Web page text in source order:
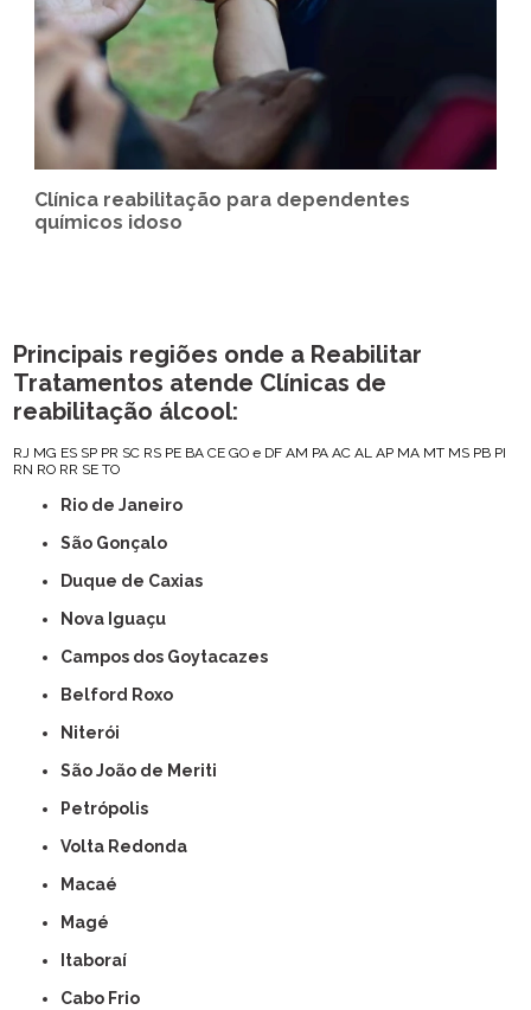
Clínica reabilitação para dependentes
químicos idoso
Principais regiões onde a Reabilitar
Tratamentos atende Clínicas de
reabilitação álcool:
RJ MG ES SP PR SC RS PE BA CE GO e DF AM PA AC AL AP MA MT MS PB PI
RN RO RR SE TO
Rio de Janeiro
São Gonçalo
Duque de Caxias
Nova Iguaçu
Campos dos Goytacazes
Belford Roxo
Niterói
São João de Meriti
Petrópolis
Volta Redonda
Macaé
Magé
Itaboraí
Cabo Frio